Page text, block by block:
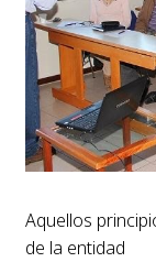
Aquellos
de la entidad